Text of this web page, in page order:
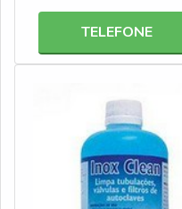
conta com diversos
aquisição muito
TELEFONE